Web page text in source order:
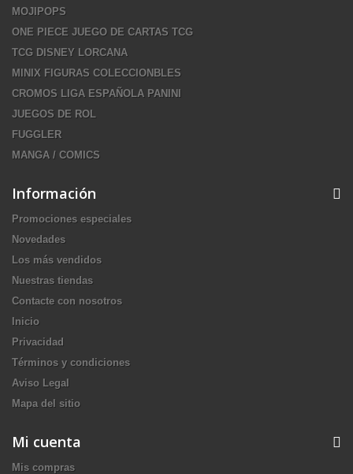
MOJIPOPS
ONE PIECE JUEGO DE CARTAS TCG
TCG DISNEY LORCANA
MINIX FIGURAS COLECCIONBLES
CROMOS LIGA ESPAÑOLA PANINI
JUEGOS DE ROL
FUGGLER
MANGA / COMICS
Información
Promociones especiales
Novedades
Los más vendidos
Nuestras tiendas
Contacte con nosotros
Inicio
Privacidad
Términos y condiciones
Aviso Legal
Mapa del sitio
Mi cuenta
Mis compras